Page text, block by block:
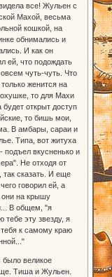
все! Жульен с
Махой, весьма
кошкой, на
обнимались и
И как он
ей, что подождать
чуть-чуть. Что
только женится на
то для Махи
будет открыт доступ
то бишь мои,
В амбары, сараи и
Типа, вот житуха
подъел вкусненько и
Не отходя от
так сказать. И еще
говорил ей, а
они на крышу
В общем, "я
тебе эту звезду, я
к самому краю
было великое
Тиша и Жульен.